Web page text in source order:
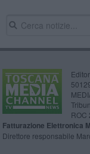
ROC
Fatturazione Elettronica
Direttore responsabile